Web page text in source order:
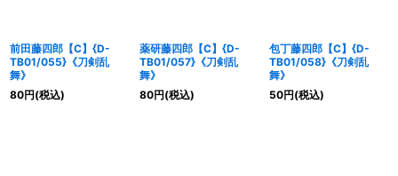
前田藤四郎【C】{D-
TB01/055}《刀剣乱
舞》
80円(税込)
薬研藤四郎【C】{D-
TB01/057}《刀剣乱
舞》
80円(税込)
包丁藤四郎【C】{D-
TB01/058}《刀剣乱
舞》
50円(税込)